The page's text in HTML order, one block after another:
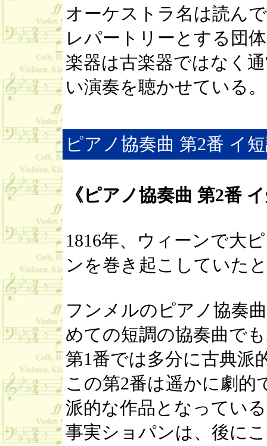
オーケストラ名は読ん
レパートリーとする団
楽器は古楽器ではなく
い演奏を聴かせている。
ピアノ協奏曲 第2番 イ
《ピアノ協奏曲 第2番
1816年、ウィーンで大
ンを巻き起こしていた
フンメルのピアノ協奏
めての短調の協奏曲で
第1番では多分に古典派
この第2番は遥かに劇
派的な作品となってい
事実ショパンは、後に